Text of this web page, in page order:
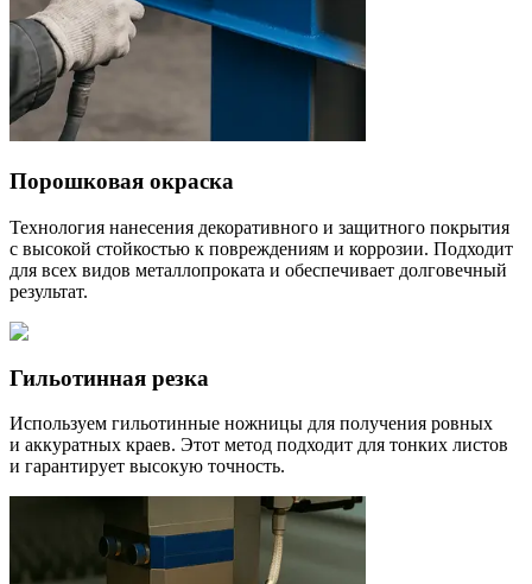
Порошковая окраска
Технология нанесения декоративного и защитного покрытия
с высокой стойкостью к повреждениям и коррозии. Подходит
для всех видов металлопроката и обеспечивает долговечный
результат.
Гильотинная резка
Используем гильотинные ножницы для получения ровных
и аккуратных краев. Этот метод подходит для тонких листов
и гарантирует высокую точность.